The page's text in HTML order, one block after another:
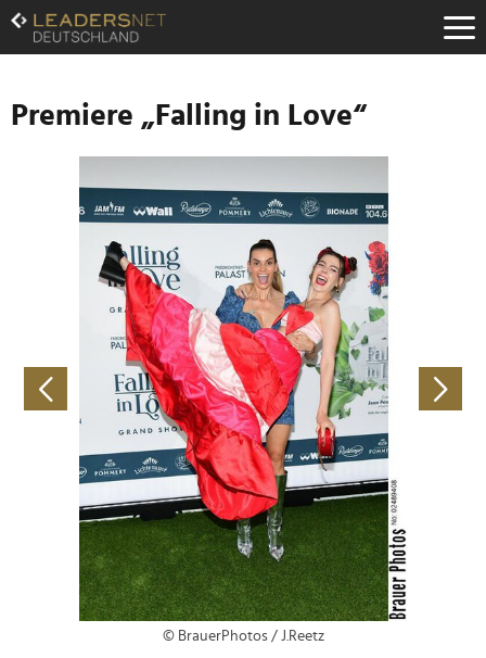
Zum
Inhalt
Zur
Navigation
Zur
Hauptnavigation
Premiere „Falling in Love“
© BrauerPhotos / J.Reetz